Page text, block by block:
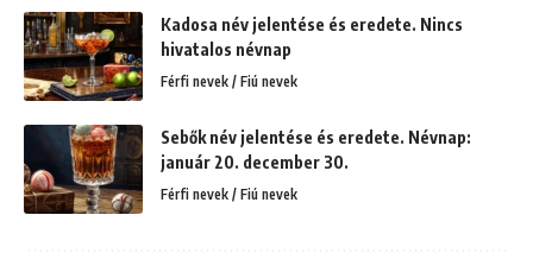
Kadosa név jelentése és eredete. Nincs
hivatalos névnap
Férfi nevek / Fiú nevek
Sebők név jelentése és eredete. Névnap:
január 20. december 30.
Férfi nevek / Fiú nevek